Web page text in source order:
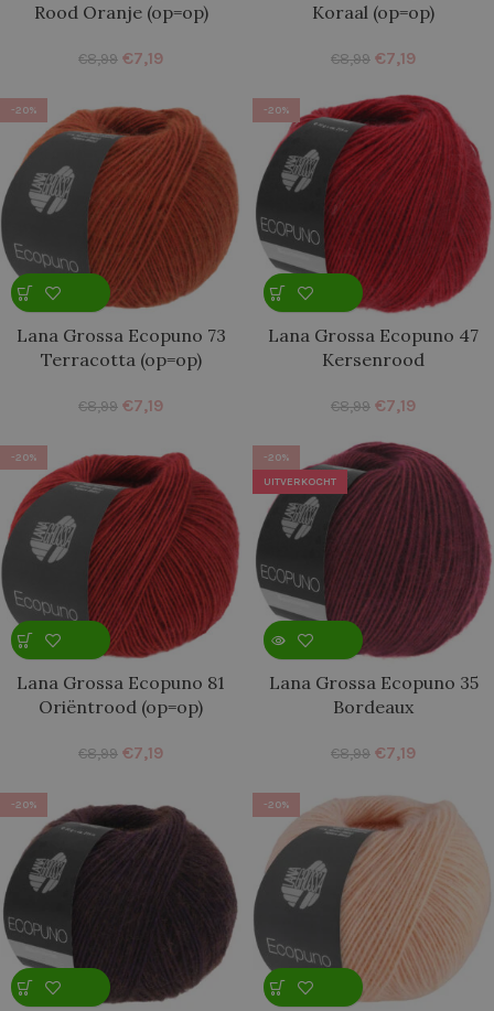
Rood Oranje (op=op)
€8,99 €7,19
Koraal (op=op)
€8,99 €7,19
-20%
Lana Grossa Ecopuno 73
Terracotta (op=op)
€8,99 €7,19
-20%
Lana Grossa Ecopuno 47
Kersenrood
€8,99 €7,19
-20%
Lana Grossa Ecopuno 81
Oriëntrood (op=op)
€8,99 €7,19
-20%
UITVERKOCHT
Lana Grossa Ecopuno 35
Bordeaux
€8,99 €7,19
-20% -20%